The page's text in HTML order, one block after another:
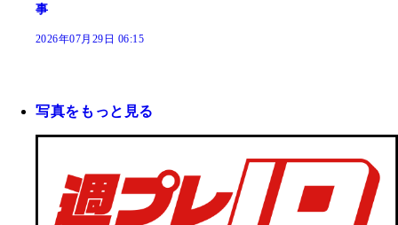
事
2026年07月29日 06:15
写真をもっと見る